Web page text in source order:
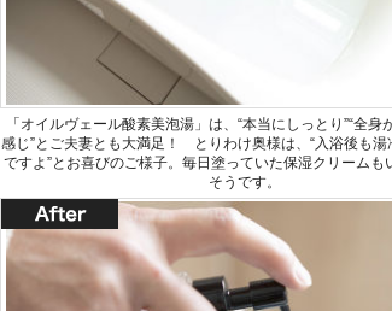
「オイルヴェール酸素美泡湯」は、“本当にしっとり”“全身
感じ”とご夫妻とも大満足！ とりわけ奥様は、“入浴後も湯
ですよ”とお喜びのご様子。毎日塗っていた保湿クリームも
そうです。